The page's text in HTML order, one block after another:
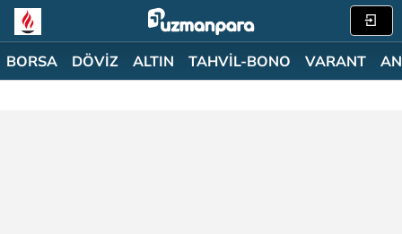
BORSA DÖVİZ ALTIN TAHVİL-BONO VARANT